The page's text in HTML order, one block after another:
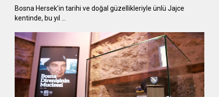
Bosna Hersek’in tarihi ve doğal güzellikleriyle ünlü Jajce
kentinde, bu yıl …